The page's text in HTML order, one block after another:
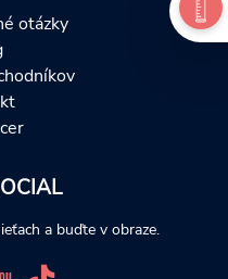
otázky
a buďte v obraze.